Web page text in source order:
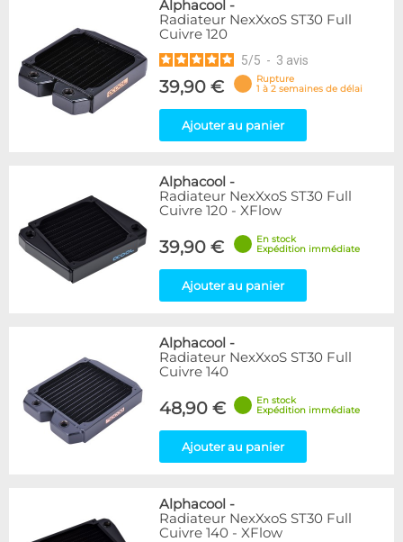
Alphacool -
Radiateur NexXxoS ST30 Full
Cuivre 120
5/5 - 3 avis
39,90 €
Rupture
1 à 2 semaines de délai
Ajouter au panier
Alphacool -
Radiateur NexXxoS ST30 Full
Cuivre 120 - XFlow
39,90 €
En stock
Expédition immédiate
Ajouter au panier
Alphacool -
Radiateur NexXxoS ST30 Full
Cuivre 140
48,90 €
En stock
Expédition immédiate
Ajouter au panier
Alphacool -
Radiateur NexXxoS ST30 Full
Cuivre 140 - XFlow